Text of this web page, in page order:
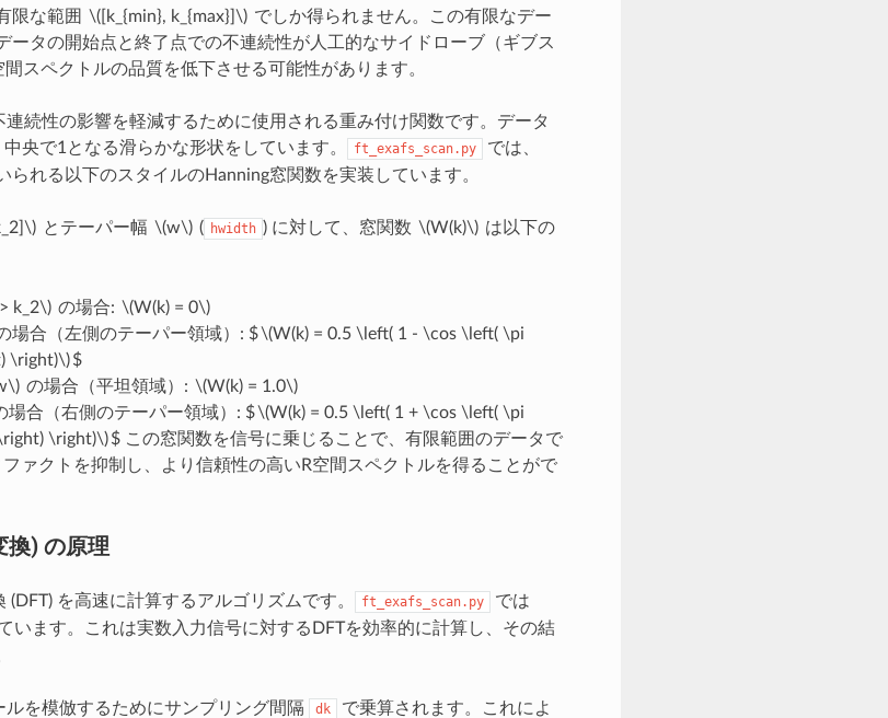
限な範囲
\([k_{min}, k_{max}]\) でしか得られません。この有限なデー
ータの開始点と終了点での不連続性が人工的なサイドローブ（ギブス
スペクトルの品質を低下させる可能性があります。
連続性の影響を軽減するために使用される重み付け関数です。データ
央で1となる滑らかな形状をしています。
ft_exafs_scan.py
では、
られる以下のスタイルのHanning窓関数を実装しています。
とテーパー幅 \(w\) ( hwidth ) に対して、窓関数 \(W(k)\) は以下の
k_2\) の場合: \(W(k) = 0\)
場合（左側のテーパー領域）: $ \(W(k) = 0.5 \left( 1 - \cos \left( \pi
\right)\) $
の場合（平坦領域）: \(W(k) = 1.0\)
場合（右側のテーパー領域）: $ \(W(k) = 0.5 \left( 1 + \cos \left( \pi
\right)\) $ この窓関数を信号に乗じることで、有限範囲のデータで
ァクトを抑制し、より信頼性の高いR空間スペクトルを得ることがで
換) の原理
(DFT) を高速に計算するアルゴリズムです。 ft_exafs_scan.py では
います。これは実数入力信号に対するDFTを効率的に計算し、その結
ルを模倣するためにサンプリング間隔 dk
で乗算されます。これによ